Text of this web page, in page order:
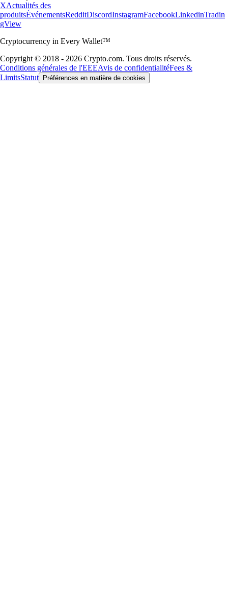
XActualités des
produitsÉvénementsRedditDiscordInstagramFacebookLinkedinTradin
gView
Cryptocurrency in Every Wallet™
Copyright © 2018 - 2026 Crypto.com. Tous droits réservés.
Conditions générales de l'EEEAvis de confidentialitéFees &
LimitsStatut Préférences en matière de cookies